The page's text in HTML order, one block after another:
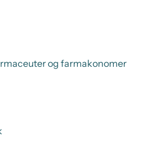
og farmakonomer